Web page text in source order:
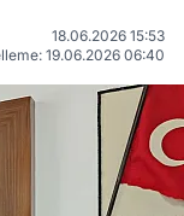
18.06.2026 15:53
19.06.2026 06:40